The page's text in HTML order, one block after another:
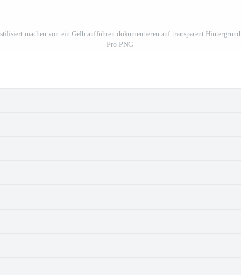
stilisiert machen von ein Gelb aufführen dokumentieren auf transparent Hintergrund
Pro PNG